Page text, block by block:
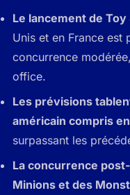
Le lancement de
Unis et en France est
concurrence
office.
Les prévisions
américain compris
surpassant les
La concurrence
Minions et des